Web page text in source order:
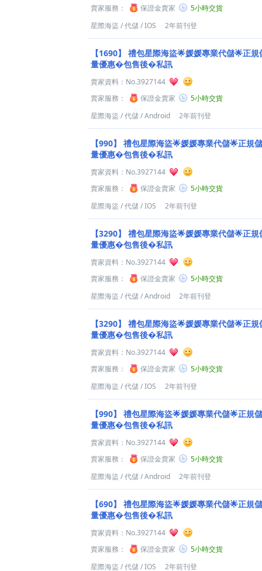
賣家服務：
保證金賣家
5小時交貨
星際海盜 /代儲/IOS 2年前刊登
【1690】
禮包星際海盜🌟媛媛專業代儲🌟正
量優惠�包售後�私訊
賣家資料： No.3927144
賣家服務：
保證金賣家
5小時交貨
星際海盜 /代儲/Android 2年前刊登
【990】
禮包星際海盜🌟媛媛專業代儲🌟正規
量優惠�包售後�私訊
賣家資料： No.3927144
賣家服務：
保證金賣家
5小時交貨
星際海盜 /代儲/IOS 2年前刊登
【3290】
禮包星際海盜🌟媛媛專業代儲🌟正
量優惠�包售後�私訊
賣家資料： No.3927144
賣家服務：
保證金賣家
5小時交貨
星際海盜 /代儲/Android 2年前刊登
【3290】
禮包星際海盜🌟媛媛專業代儲🌟正
量優惠�包售後�私訊
賣家資料： No.3927144
賣家服務：
保證金賣家
5小時交貨
星際海盜 /代儲/IOS 2年前刊登
【990】
禮包星際海盜🌟媛媛專業代儲🌟正規
量優惠�包售後�私訊
賣家資料： No.3927144
賣家服務：
保證金賣家
5小時交貨
星際海盜 /代儲/Android 2年前刊登
【690】
禮包星際海盜🌟媛媛專業代儲🌟正規
量優惠�包售後�私訊
賣家資料： No.3927144
賣家服務：
保證金賣家
5小時交貨
星際海盜 /代儲/IOS 2年前刊登